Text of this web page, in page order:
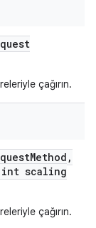
çağırın.
Method ,
int scaling
çağırın.